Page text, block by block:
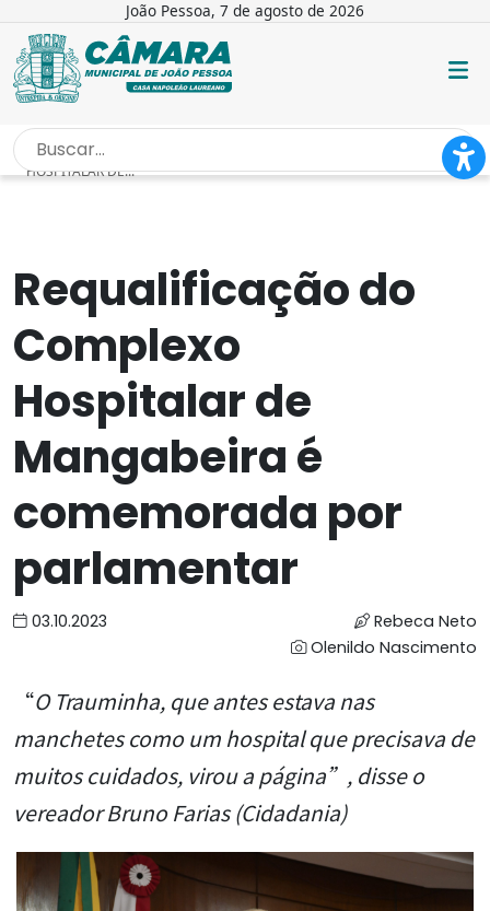
João Pessoa, 7 de agosto de 2026
INÍCIO /
HOSPITALAR DE...
Requalificação do
Complexo
Hospitalar de
Mangabeira é
comemorada por
parlamentar
03.10.2023
Rebeca Neto
Olenildo Nascimento
“O Trauminha, que antes estava nas
manchetes como um hospital que precisava de
muitos cuidados, virou a página”, disse o
vereador Bruno Farias (Cidadania)